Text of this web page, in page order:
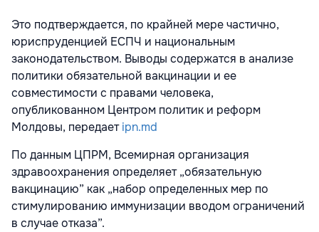
Это подтверждается, по крайней мере частично,
юриспруденцией ЕСПЧ и национальным
законодательством. Выводы содержатся в анализе
политики обязательной вакцинации и ее
совместимости с правами человека,
опубликованном Центром политик и реформ
Молдовы, передаетipn.md
По данным ЦПРМ, Всемирная организация
здравоохранения определяет „обязательную
вакцинацию” как „набор определенных мер по
стимулированию иммунизации вводом ограничений
в случае отказа”.